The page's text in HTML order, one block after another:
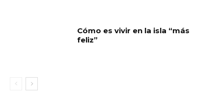
Cómo es vivir en la isla “más
feliz”